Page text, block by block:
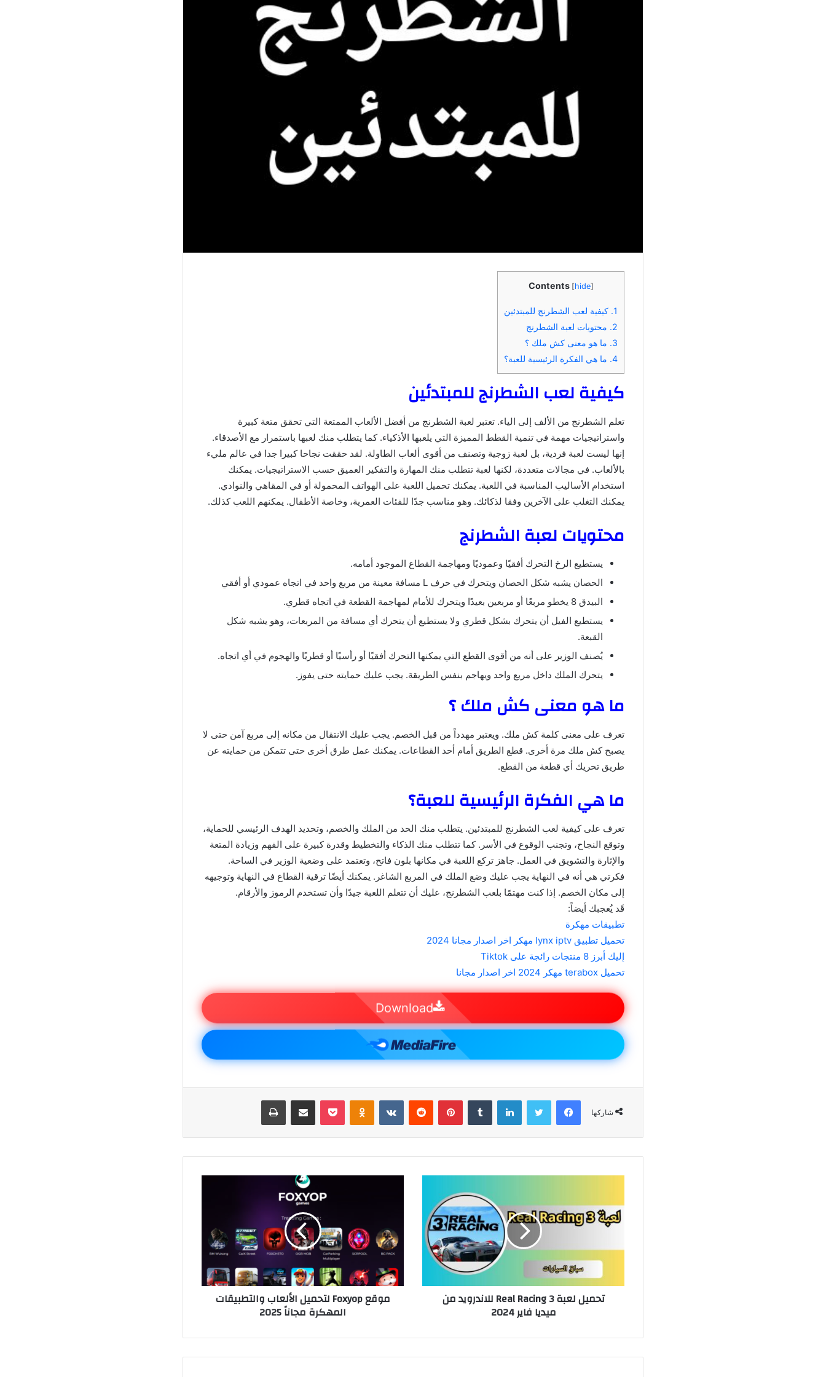
Contents [hide]
1. كيفية لعب الشطرنج للمبتدئين
2. محتويات لعبة الشطرنج
3. ما هو معنى كش ملك ؟
4. ما هي الفكرة الرئيسية للعبة؟
كيفية لعب الشطرنج للمبتدئين
تعلم الشطرنج من الألف إلى الياء. تعتبر لعبة الشطرنج من أفضل الألعاب الممتعة التي تحقق متعة كبيرة
واستراتيجيات مهمة في تنمية القطط المميزة التي يلعبها الأذكياء. كما يتطلب منك لعبها باستمرار مع الأصدقاء.
إنها ليست لعبة فردية، بل لعبة زوجية وتصنف من أقوى ألعاب الطاولة. لقد حققت نجاحا كبيرا جدا في عالم مليء
بالألعاب. في مجالات متعددة، لكنها لعبة تتطلب منك المهارة والتفكير العميق حسب الاستراتيجيات. يمكنك
استخدام الأساليب المناسبة في اللعبة. يمكنك تحميل اللعبة على الهواتف المحمولة أو في المقاهي والنوادي.
يمكنك التغلب على الآخرين وفقا لذكائك. وهو مناسب جدًا للفئات العمرية، وخاصة الأطفال. يمكنهم اللعب كذلك.
محتويات لعبة الشطرنج
يستطيع الرخ التحرك أفقيًا وعموديًا ومهاجمة القطاع الموجود أمامه.
الحصان يشبه شكل الحصان ويتحرك في حرف L مسافة معينة من مربع واحد في اتجاه عمودي أو أفقي
البيدق 8 يخطو مربعًا أو مربعين بعيدًا ويتحرك للأمام لمهاجمة القطعة في اتجاه قطري.
يستطيع الفيل أن يتحرك بشكل قطري ولا يستطيع أن يتحرك أي مسافة من المربعات، وهو يشبه شكل
القبعة.
يُصنف الوزير على أنه من أقوى القطع التي يمكنها التحرك أفقيًا أو رأسيًا أو قطريًا والهجوم في أي اتجاه.
يتحرك الملك داخل مربع واحد ويهاجم بنفس الطريقة. يجب عليك حمايته حتى يفوز.
ما هو معنى كش ملك ؟
تعرف على معنى كلمة كش ملك. ويعتبر مهدداً من قبل الخصم. يجب عليك الانتقال من مكانه إلى مربع آمن حتى لا
يصبح كش ​​ملك مرة أخرى. قطع الطريق أمام أحد القطاعات. يمكنك عمل طرق أخرى حتى تتمكن من حمايته عن
طريق تحريك أي قطعة من القطع.
ما هي الفكرة الرئيسية للعبة؟
تعرف على كيفية لعب الشطرنج للمبتدئين. يتطلب منك الحد من الملك والخصم، وتحديد الهدف الرئيسي للحماية،
وتوقع النجاح، وتجنب الوقوع في الأسر. كما تتطلب منك الذكاء والتخطيط وقدرة كبيرة على الفهم وزيادة المتعة
والإثارة والتشويق في العمل. جاهز تركع اللعبة في مكانها بلون فاتح، وتعتمد على وضعية الوزير في الساحة.
فكرتي هي أنه في النهاية يجب عليك وضع الملك في المربع الشاغر. يمكنك أيضًا ترقية القطاع في النهاية وتوجيهه
إلى مكان الخصم. إذا كنت مهتمًا بلعب الشطرنج، عليك أن تتعلم اللعبة جيدًا وأن تستخدم الرموز والأرقام.
قَد يُعجبك أيضاً:
تطبيقات مهكرة
تحميل تطبيق lynx iptv مهكر اخر اصدار مجانا 2024
إليك أبرز 8 منتجات رائجة على Tiktok
تحميل terabox مهكر 2024 اخر اصدار مجانا
Download
شاركها
فيسبوك تويتر لينكدإن بينتيريست Odnoklassniki
بوكيت مشاركة عبر البريد طباعة
تحميل لعبة Real Racing 3 للاندرويد من
ميديا فاير 2024
موقع Foxyop لتحميل الألعاب والتطبيقات
المهكرة مجاناً 2025